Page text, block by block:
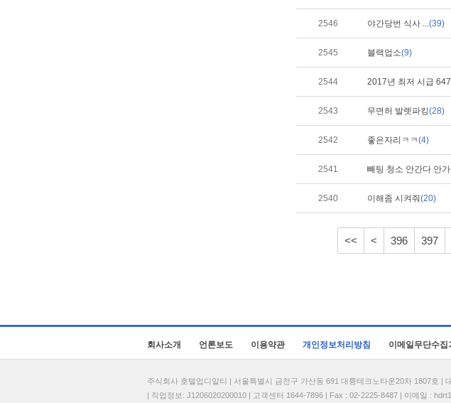
2546 야간당번 식사 ...(39)
2545 블랙업소(9)
2544 2017년 최저 시급
2543 무면허 발렛파킹(28)
2542 좋은자리ㅋㅋ(4)
2541 빼팅 청소 안간다 안가
2540 이해좀 시켜줘(20)
<< < 396 397
회사소개 언론보도 이용약관 개인정보처리방침 이메일무단수집
주식회사 호텔업디알티 | 서울특별시 금천구 가산동 691 대륭테크노타운20차 1807호
| 직업정보: J1206020200010 | 고객센터 1644-7896 | Fax : 02-2225-8487 | 이메일 :